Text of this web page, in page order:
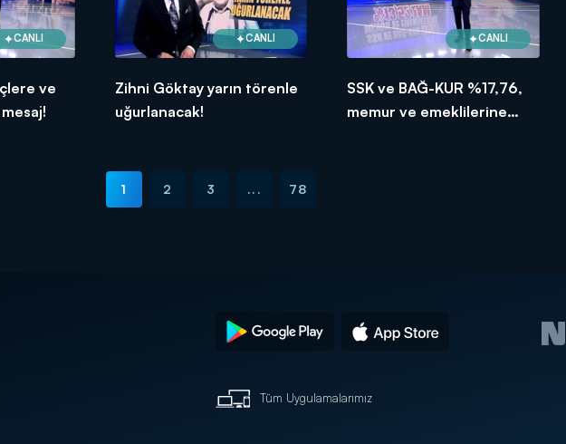
CANLI
ve
CANLI
Zihni Göktay yarın törenle
uğurlanacak!
CANLI
SSK ve BAĞ-KUR %17,76,
memur ve emeklilerine
1 2 3 ... 78
Tüm Uygulamalarımız